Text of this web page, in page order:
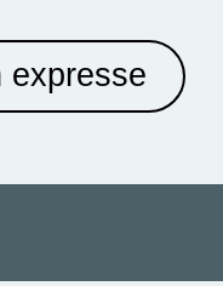
expresse